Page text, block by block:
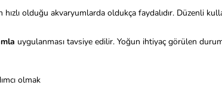
olduğu akvaryumlarda oldukça faydalıdır. Düzenli
uygulanması tavsiye edilir. Yoğun ihtiyaç görülen
olmak